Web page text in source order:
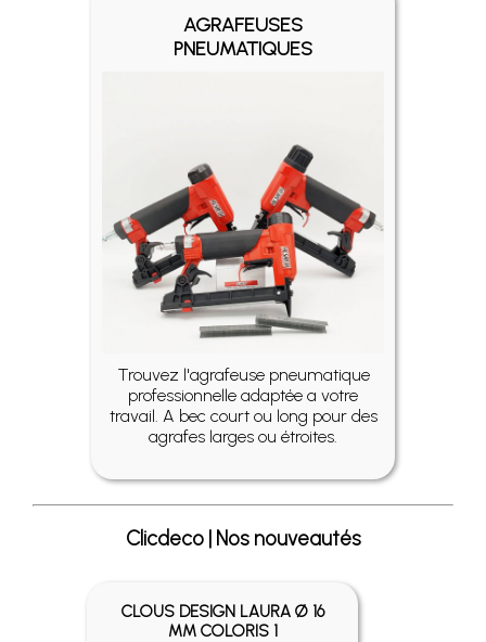
AGRAFEUSES
PNEUMATIQUES
Trouvez l'agrafeuse pneumatique
professionnelle adaptée a votre
travail. A bec court ou long pour des
agrafes larges ou étroites.
Clicdeco | Nos nouveautés
CLOUS DESIGN LAURA Ø 16
MM COLORIS 1